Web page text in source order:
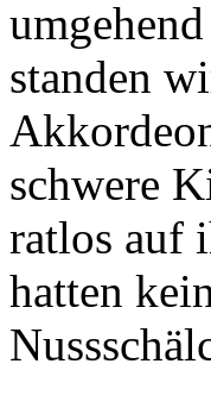
standen
schwere
ratlos auf
hatten